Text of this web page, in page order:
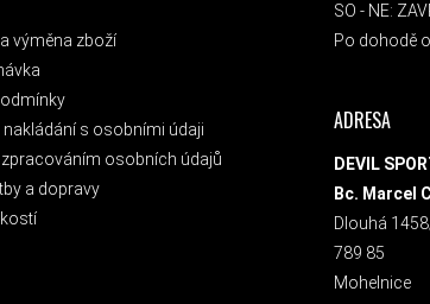
výměna zboží
s osobními údaji
osobních údajů
a dopravy
SO - NE:
Po dohodě
ADRESA
DEVIL
Bc. Marcel
Dlouhá
789 85
Mohelnice